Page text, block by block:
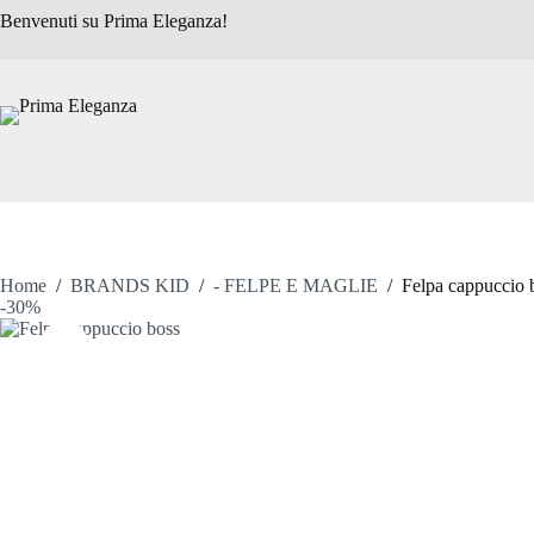
al
Benvenuti su Prima Eleganza!
Home / BRANDS KID / - FELPE E MAGLIE / Felpa cappuccio
-30%